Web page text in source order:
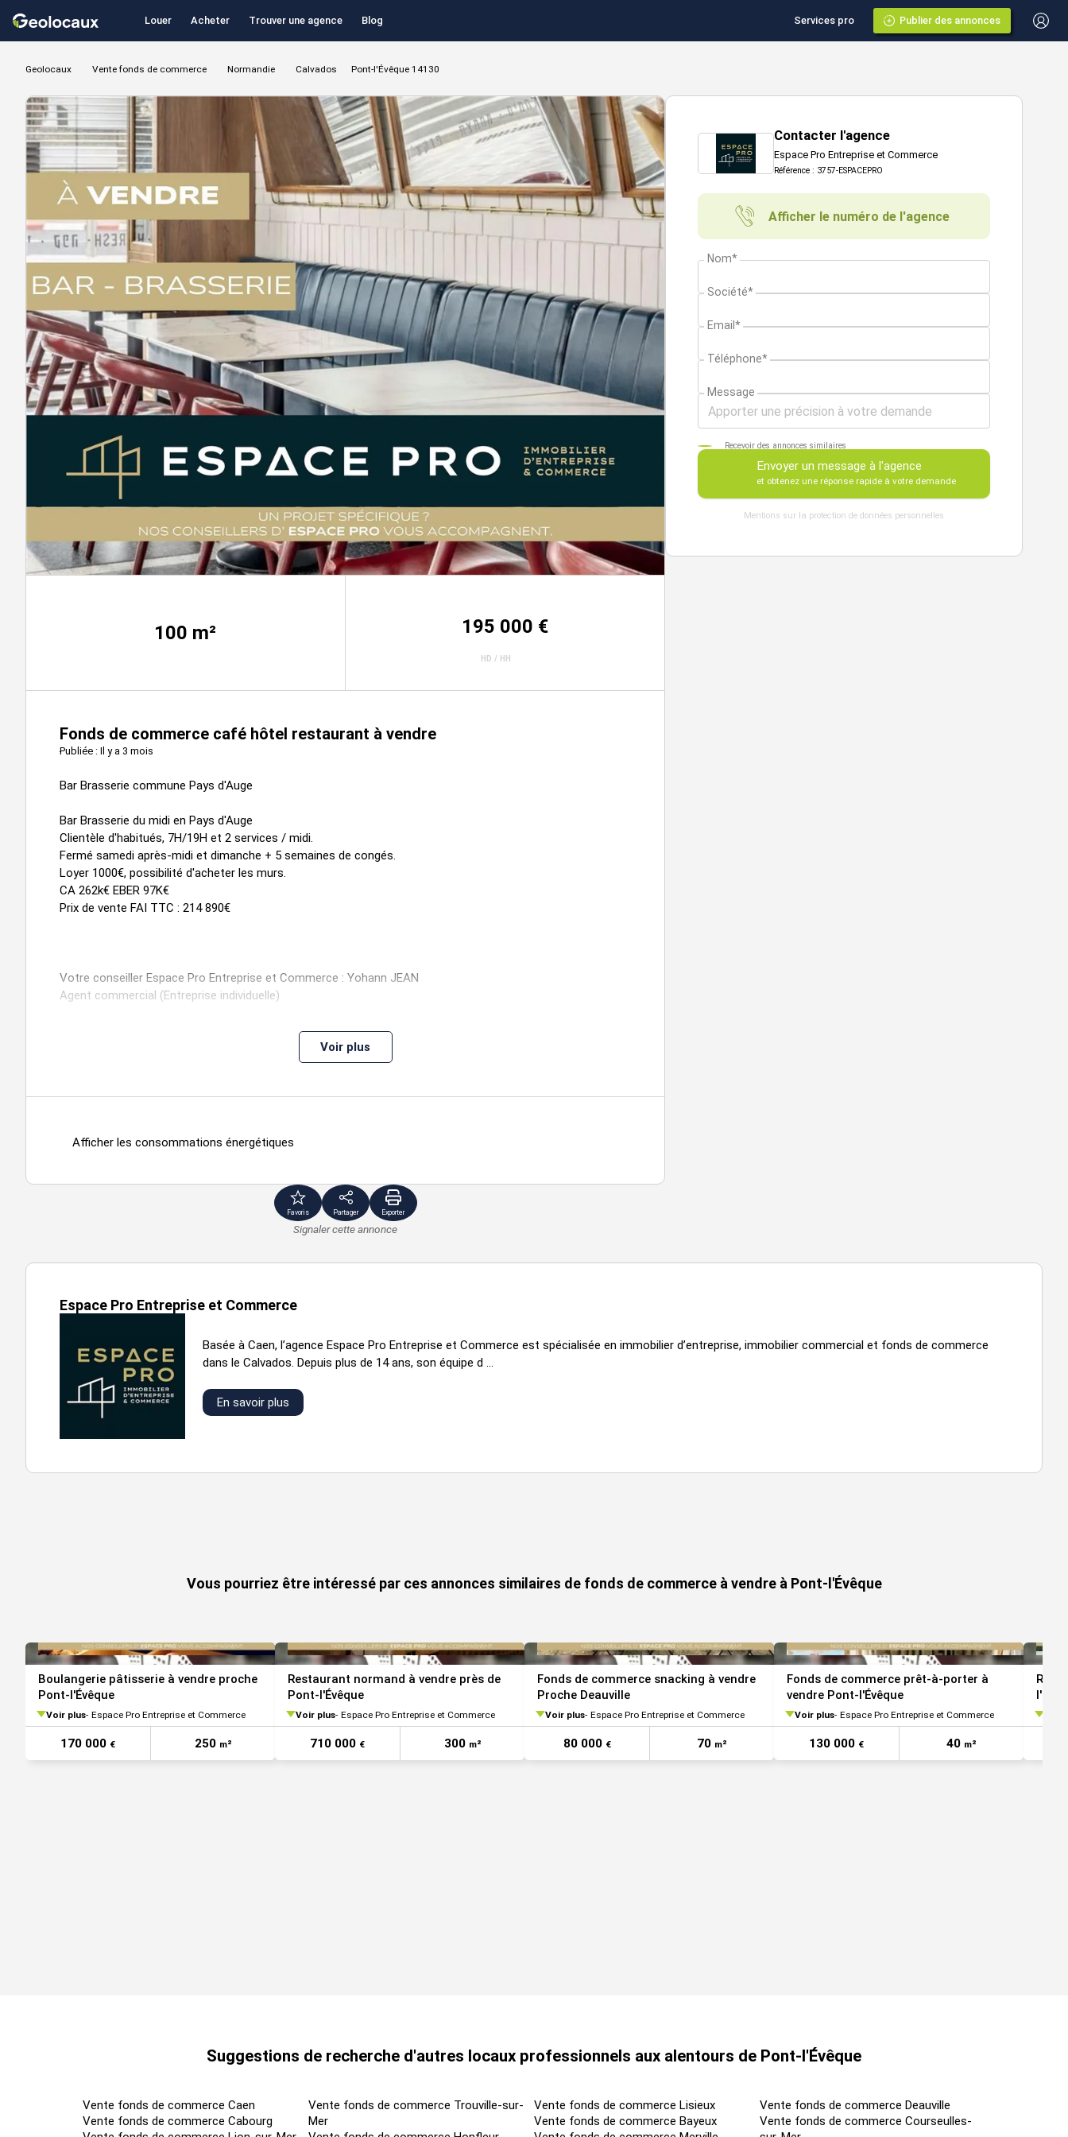
Louer Acheter Trouver une agence Blog Services pro Publier des annonces
Geolocaux Vente fonds de commerce Normandie Calvados Pont-l'Évêque 14130
100 m² 195 000 €
HD / HH
Fonds de commerce café hôtel restaurant à vendre
Publiée : Il y a 3 mois
Bar Brasserie commune Pays d'Auge
Bar Brasserie du midi en Pays d'Auge
Clientèle d'habitués, 7H/19H et 2 services / midi.
Fermé samedi après-midi et dimanche + 5 semaines de congés.
Loyer 1000€, possibilité d'acheter les murs.
CA 262k€ EBER 97K€
Prix de vente FAI TTC : 214 890€
Votre conseiller Espace Pro Entreprise et Commerce : Yohann JEAN
Agent commercial (Entreprise individuelle)
Voir plus
Afficher les consommations énergétiques
Favoris Partager Exporter
Signaler cette annonce
Contacter l'agence
Espace Pro Entreprise et Commerce
Référence : 3757-ESPACEPRO
Afficher le numéro de l'agence
Nom*
Société*
Email*
Téléphone*
Message
Recevoir des annonces similaires
Envoyer un message à l'agence
et obtenez une réponse rapide à votre demande
Mentions sur la protection de données personnelles
Espace Pro Entreprise et Commerce
Basée à Caen, l’agence Espace Pro Entreprise et Commerce est spécialisée en immobilier d’entreprise, immobilier commercial et fonds de commerce
dans le Calvados. Depuis plus de 14 ans, son équipe d ...
En savoir plus
Vous pourriez être intéressé par ces annonces similaires de fonds de commerce à vendre à Pont-l'Évêque
Boulangerie pâtisserie à vendre proche
Pont-l'Évêque
Voir plus Espace Pro Entreprise et Commerce
170 000 € 250 m²
Restaurant normand à vendre près de
Pont-l'Évêque
Voir plus Espace Pro Entreprise et Commerce
710 000 € 300 m²
Fonds de commerce snacking à vendre
Proche Deauville
Voir plus Espace Pro Entreprise et Commerce
80 000 € 70 m²
Fonds de commerce prêt-à-porter à
vendre Pont-l'Évêque
Voir plus Espace Pro Entreprise et Commerce
130 000 € 40 m²
Suggestions de recherche d'autres locaux professionnels aux alentours de Pont-l'Évêque
Vente fonds de commerce Caen
Vente fonds de commerce Cabourg
Vente fonds de commerce Trouville-sur-
Mer
Vente fonds de commerce Lisieux
Vente fonds de commerce Bayeux
Vente fonds de commerce Deauville
Vente fonds de commerce Courseulles-